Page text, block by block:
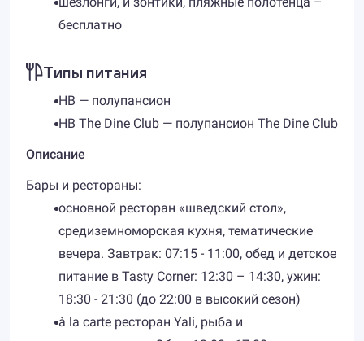
бесплатно
Типы питания
HB — полупансион
HB The Dine Club — полупансион The Dine Club
Описание
Бары и рестораны:
основной ресторан «шведский стол»,
средиземноморская кухня, тематические
вечера. Завтрак: 07:15 - 11:00, обед и детское
питание в Tasty Corner: 12:30 – 14:30, ужин:
18:30 - 21:30 (до 22:00 в высокий сезон)
à la carte ресторан Yali, рыба и